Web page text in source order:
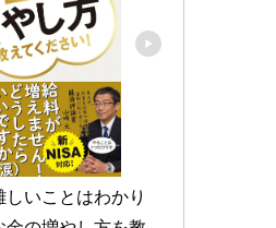
しいことはわかり